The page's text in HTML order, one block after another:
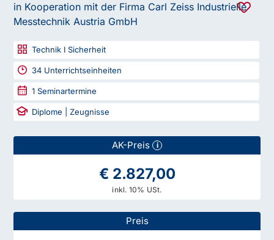
in Kooperation mit der Firma Carl Zeiss Industrielle
Messtechnik Austria GmbH
Technik I Sicherheit
34 Unterrichtseinheiten
1 Seminartermine
Diplome | Zeugnisse
AK-Preis i
€ 2.827,00
inkl. 10% USt.
Preis